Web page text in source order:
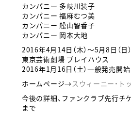
カンパニー 多岐川装子
カンパニー 福麻むつ美
カンパニー 舩山智香子
カンパニー 岡本大地
2016年4月14日（木）～5月8日（日）
東京芸術劇場 プレイハウス
2016年1月16日（土）一般発売開始
ホームページ→スウィーニー・ト
今後の詳細、ファンクラブ先行チ
まで